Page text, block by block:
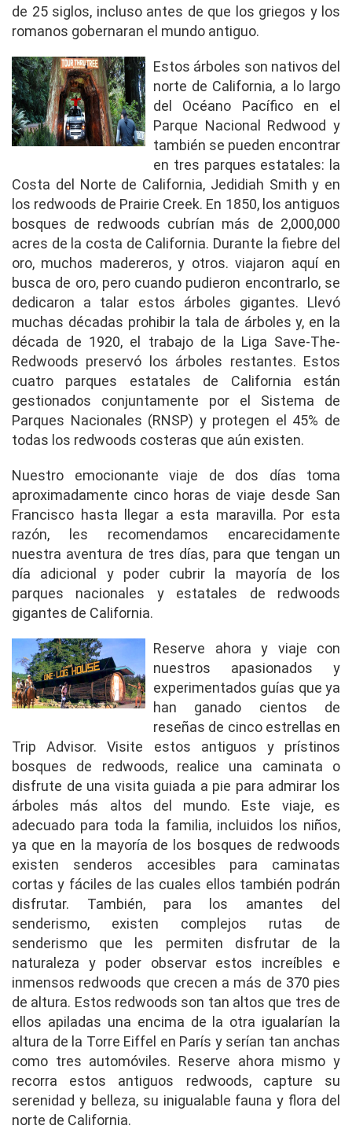
de 25 siglos, incluso antes de que los griegos y los
romanos gobernaran el mundo antiguo.
Estos árboles son nativos del
norte de California, a lo largo
del Océano Pacífico en el
Parque Nacional Redwood y
también se pueden encontrar
en tres parques estatales: la
Costa del Norte de California, Jedidiah Smith y en
los redwoods de Prairie Creek. En 1850, los antiguos
bosques de redwoods cubrían más de 2,000,000
acres de la costa de California. Durante la fiebre del
oro, muchos madereros, y otros. viajaron aquí en
busca de oro, pero cuando pudieron encontrarlo, se
dedicaron a talar estos árboles gigantes. Llevó
muchas décadas prohibir la tala de árboles y, en la
década de 1920, el trabajo de la Liga Save-The-
Redwoods preservó los árboles restantes. Estos
cuatro parques estatales de California están
gestionados conjuntamente por el Sistema de
Parques Nacionales (RNSP) y protegen el 45% de
todas los redwoods costeras que aún existen.
Nuestro emocionante viaje de dos días toma
aproximadamente cinco horas de viaje desde San
Francisco hasta llegar a esta maravilla. Por esta
razón, les recomendamos encarecidamente
nuestra aventura de tres días, para que tengan un
día adicional y poder cubrir la mayoría de los
parques nacionales y estatales de redwoods
gigantes de California.
Reserve ahora y viaje con
nuestros apasionados y
experimentados guías que ya
han ganado cientos de
reseñas de cinco estrellas en
Trip Advisor. Visite estos antiguos y prístinos
bosques de redwoods, realice una caminata o
disfrute de una visita guiada a pie para admirar los
árboles más altos del mundo. Este viaje, es
adecuado para toda la familia, incluidos los niños,
ya que en la mayoría de los bosques de redwoods
existen senderos accesibles para caminatas
cortas y fáciles de las cuales ellos también podrán
disfrutar. También, para los amantes del
senderismo, existen complejos rutas de
senderismo que les permiten disfrutar de la
naturaleza y poder observar estos increíbles e
inmensos redwoods que crecen a más de 370 pies
de altura. Estos redwoods son tan altos que tres de
ellos apiladas una encima de la otra igualarían la
altura de la Torre Eiffel en París y serían tan anchas
como tres automóviles. Reserve ahora mismo y
recorra estos antiguos redwoods, capture su
serenidad y belleza, su inigualable fauna y flora del
norte de California.